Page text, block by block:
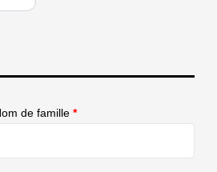
de famille *